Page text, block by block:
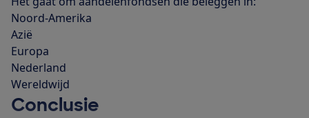
Noord-Amerika
Azië
Europa
Nederland
Wereldwijd
Conclusie